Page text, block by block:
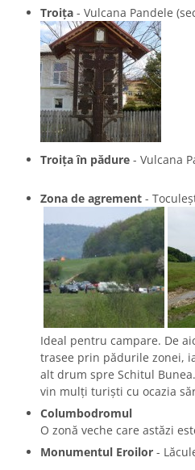
Troița - Vulcana Pandele
Troița în pădure - Vulcana
Zona de agrement -
Ideal pentru campare. De
trasee prin pădurile zonei,
alt drum spre Schitul
vin mulți turiști cu ocazia
Columbodromul
O zonă veche care astăzi
Monumentul Eroilor -